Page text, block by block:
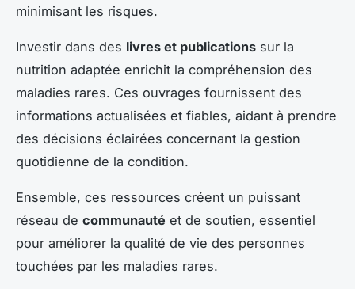
minimisant les risques.
Investir dans des livres et publications sur la
nutrition adaptée enrichit la compréhension des
maladies rares. Ces ouvrages fournissent des
informations actualisées et fiables, aidant à prendre
des décisions éclairées concernant la gestion
quotidienne de la condition.
Ensemble, ces ressources créent un puissant
réseau de communauté et de soutien, essentiel
pour améliorer la qualité de vie des personnes
touchées par les maladies rares.